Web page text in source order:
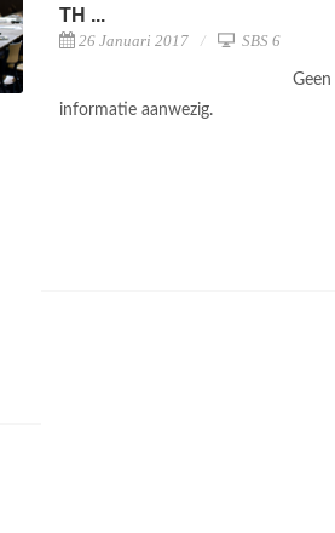
TH ...
26 Januari 2017 SBS 6
informatie aanwezig.